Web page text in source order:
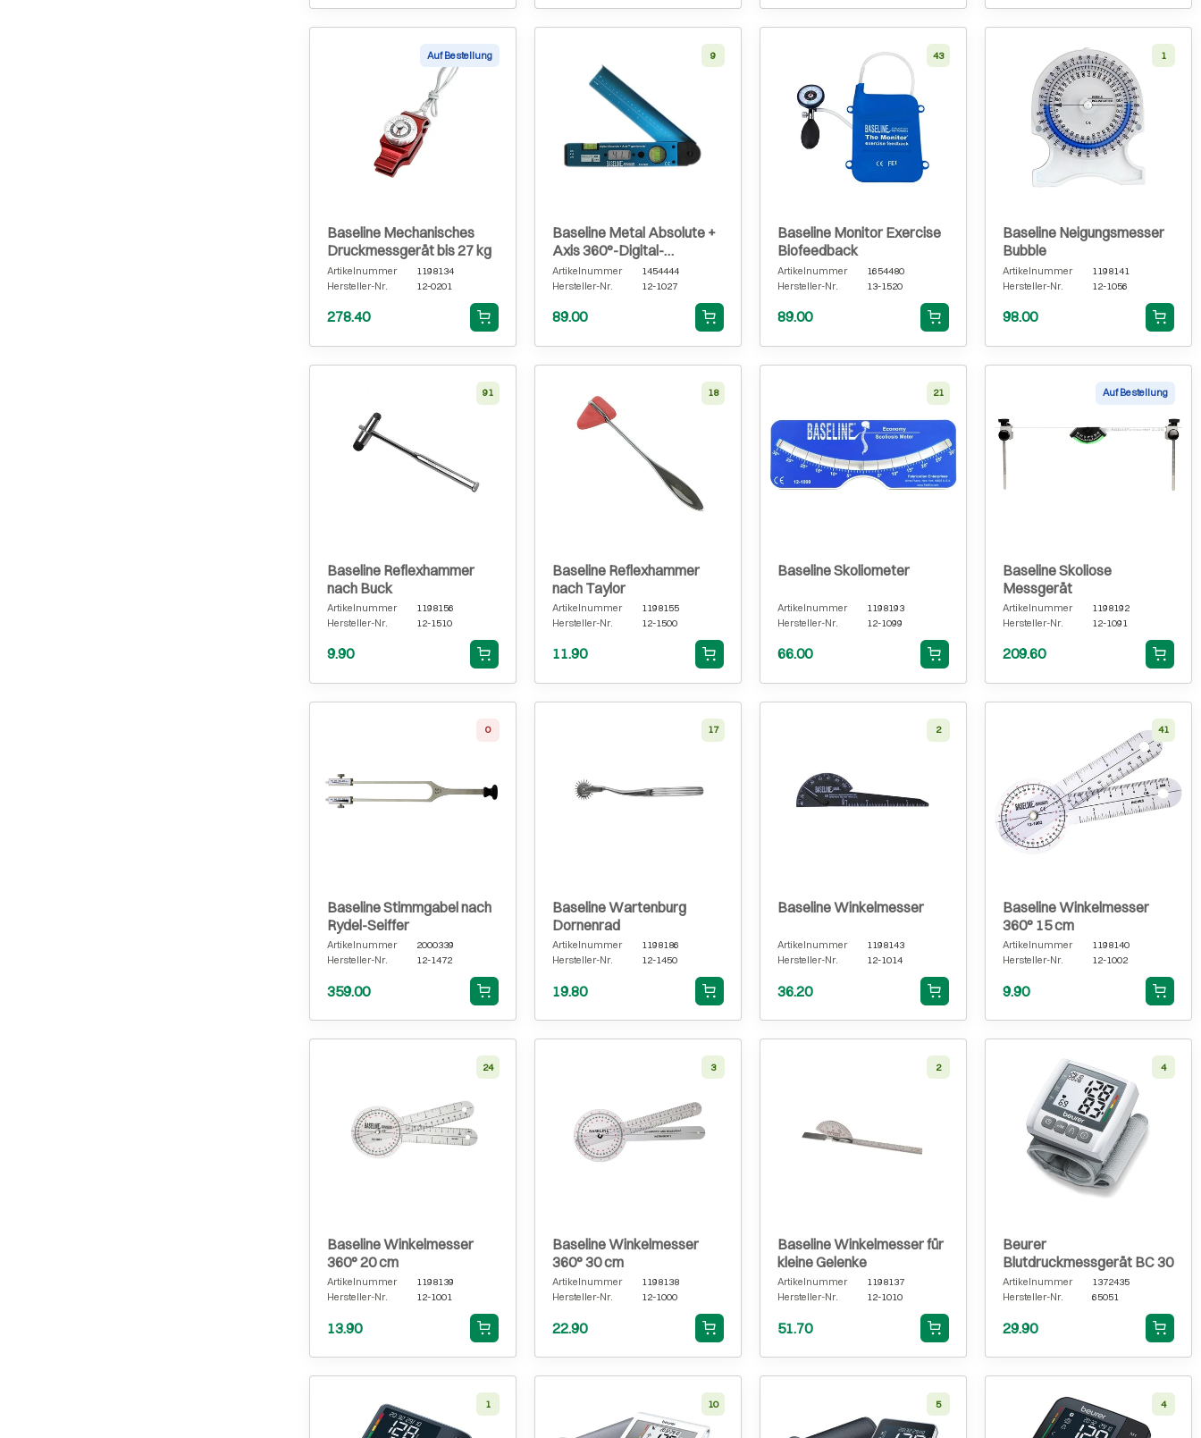
Auf Bestellung
Baseline Mechanisches
Druckmessgerät bis 27 kg
Artikelnummer
1198134
Hersteller-Nr.
12-0201
278.40
9
Baseline Metal Absolute +
Axis 360°-Digital-
Goniometer
Artikelnummer
1454444
Hersteller-Nr.
12-1027
89.00
43
Baseline Monitor Exercise
Biofeedback
Artikelnummer
1654480
Hersteller-Nr.
13-1520
89.00
1
Baseline Neigungsmesser
Bubble
Artikelnummer
1198141
Hersteller-Nr.
12-1056
98.00
91
Baseline Reflexhammer
nach Buck
Artikelnummer
1198156
Hersteller-Nr.
12-1510
9.90
18
Baseline Reflexhammer
nach Taylor
Artikelnummer
1198155
Hersteller-Nr.
12-1500
11.90
21
Baseline Skoliometer
Artikelnummer
1198193
Hersteller-Nr.
12-1099
66.00
Auf Bestellung
Baseline Skoliose
Messgerät
Artikelnummer
1198192
Hersteller-Nr.
12-1091
209.60
0
Baseline Stimmgabel nach
Rydel-Seiffer
Artikelnummer
2000339
Hersteller-Nr.
12-1472
359.00
17
Baseline Wartenburg
Dornenrad
Artikelnummer
1198186
Hersteller-Nr.
12-1450
19.80
2
Baseline Winkelmesser
Artikelnummer
1198143
Hersteller-Nr.
12-1014
36.20
41
Baseline Winkelmesser
360° 15 cm
Artikelnummer
1198140
Hersteller-Nr.
12-1002
9.90
24
Baseline Winkelmesser
360° 20 cm
Artikelnummer
1198139
Hersteller-Nr.
12-1001
13.90
3
Baseline Winkelmesser
360° 30 cm
Artikelnummer
1198138
Hersteller-Nr.
12-1000
22.90
2
Baseline Winkelmesser für
kleine Gelenke
Artikelnummer
1198137
Hersteller-Nr.
12-1010
51.70
4
Beurer
Blutdruckmessgerät BC 30
Artikelnummer
1372435
Hersteller-Nr.
65051
29.90
1 10 5 4